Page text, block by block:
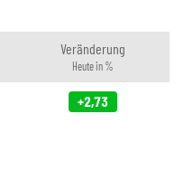
Veränderung
Heute in %
+2,73